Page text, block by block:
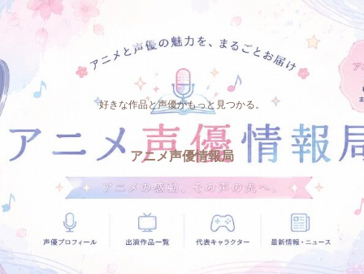
好きな作品と声優がもっと見つかる。
アニメ声優情報局